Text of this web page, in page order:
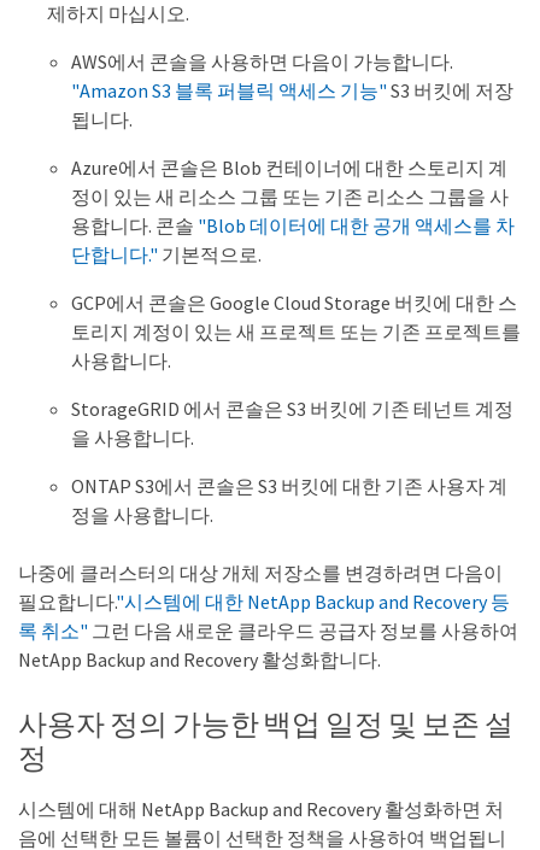
제하지 마십시오.
AWS에서 콘솔을 사용하면 다음이 가능합니다.
"Amazon S3 블록 퍼블릭 액세스 기능" S3 버킷에 저장
됩니다.
Azure에서 콘솔은 Blob 컨테이너에 대한 스토리지 계
정이 있는 새 리소스 그룹 또는 기존 리소스 그룹을 사
용합니다. 콘솔 "Blob 데이터에 대한 공개 액세스를 차
단합니다." 기본적으로.
GCP에서 콘솔은 Google Cloud Storage 버킷에 대한 스
토리지 계정이 있는 새 프로젝트 또는 기존 프로젝트를
사용합니다.
StorageGRID 에서 콘솔은 S3 버킷에 기존 테넌트 계정
을 사용합니다.
ONTAP S3에서 콘솔은 S3 버킷에 대한 기존 사용자 계
정을 사용합니다.
나중에 클러스터의 대상 개체 저장소를 변경하려면 다음이
필요합니다."시스템에 대한 NetApp Backup and Recovery 등
록 취소" 그런 다음 새로운 클라우드 공급자 정보를 사용하여
NetApp Backup and Recovery 활성화합니다.
사용자 정의 가능한 백업 일정 및 보존 설
정
시스템에 대해 NetApp Backup and Recovery 활성화하면 처
음에 선택한 모든 볼륨이 선택한 정책을 사용하여 백업됩니